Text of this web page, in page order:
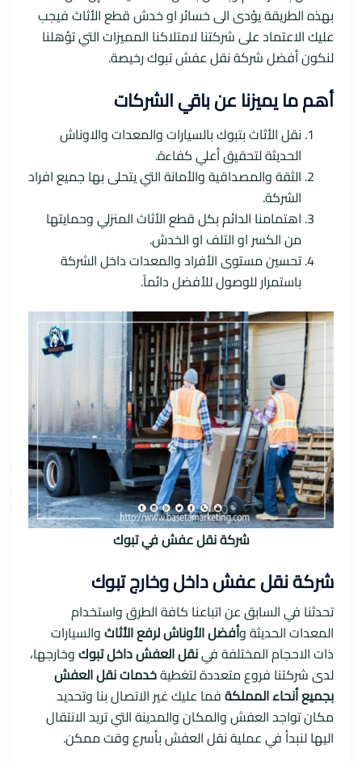
بهذه الطريقة يؤدى الى خسائر او خدش قطع الأثاث فيجب
عليك الاعتماد على شركتنا لامتلاكنا المميزات التي تؤهلنا
لنكون أفضل شركة نقل عفش تبوك رخيصة.
أهم ما يميزنا عن باقي الشركات
نقل الأثاث بتبوك بالسيارات والمعدات والاوناش
الحديثة لتحقيق أعلي كفاءة.
الثقة والمصداقية والأمانة التي يتحلى بها جميع افراد
الشركة.
اهتمامنا الدائم بكل قطع الأثاث المنزلي وحمايتها
من الكسر او التلف او الخدش.
تحسين مستوى الأفراد والمعدات داخل الشركة
باستمرار للوصول للأفضل دائماً.
شركة نقل عفش في تبوك
شركة نقل عفش داخل وخارج تبوك
تحدثنا في السابق عن اتباعنا كافة الطرق واستخدام
المعدات الحديثة وأفضل الأوناش لرفع الأثاثوالسيارات
ذات الاحجام المختلفة فينقل العفش داخل تبوكوخارجها،
لدى شركتنا فروع متعددة لتغطيةخدمات نقل العفش
بجميع أنحاء المملكةفما عليك غير الاتصال بنا وتحديد
مكان تواجد العفش والمكان والمدينة التي تريد الانتقال
اليها لنبدأ في عملية نقل العفش بأسرع وقت ممكن.